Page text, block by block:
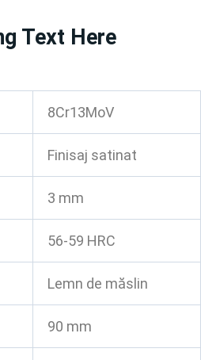
Text Here
8Cr13MoV
Finisaj satinat
3 mm
56-59 HRC
Lemn de măslin
90 mm